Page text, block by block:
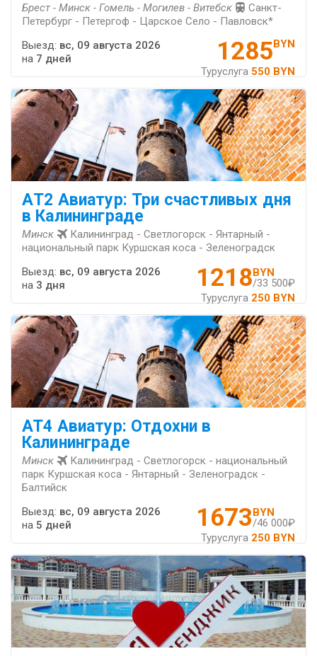
Брест - Минск - Гомель - Могилев - Витебск
Санкт-
Петербург - Петергоф - Царское Село - Павловск*
1285BYN
Туруслуга 550 BYN
Выезд: вс, 09 августа 2026
на 7 дней
АT2 Авиатур: Три счастливых дня
в Калининграде
Минск
Калининград - Светлогорск - Янтарный -
национальный парк Куршская коса - Зеленоградск
1218BYN
/33 500₽
Туруслуга 250 BYN
Выезд: вс, 09 августа 2026
на 3 дня
AT4 Авиатур: Отдохни в
Калининграде
Минск
Калининград - Светлогорск - национальный
парк Куршская коса - Янтарный - Зеленоградск -
Балтийск
1673BYN
/46 000₽
Туруслуга 250 BYN
Выезд: вс, 09 августа 2026
на 5 дней